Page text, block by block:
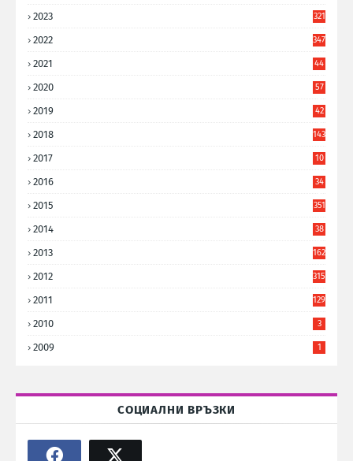
2023 321
2022 347
2021
44
2020
57
2019
42
2018 143
2017
10
2016
34
2015 351
2014
38
2013 162
2012 315
2011 129
2010 3
2009 1
СОЦИАЛНИ ВРЪЗКИ